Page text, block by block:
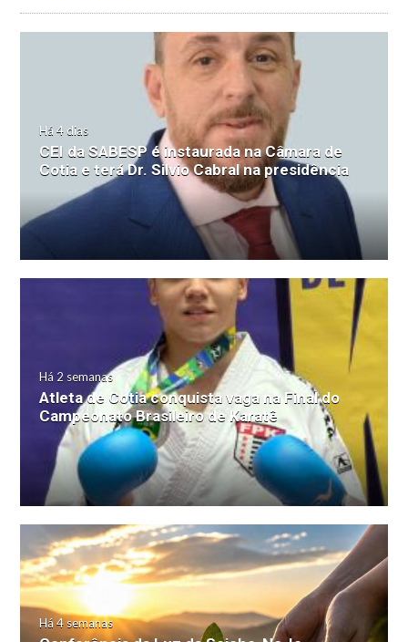
Há 4 dias
CEI da SABESP é instaurada na Câmara de
Cotia e terá Dr. Silvio Cabral na presidência
Há 2 semanas
Atleta de Cotia conquista vaga na Final do
Campeonato Brasileiro de Karatê
Há 4 semanas